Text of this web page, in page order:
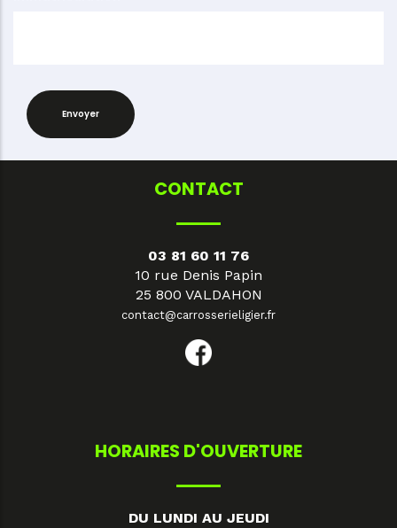
CONTACT
03 81 60 11 76
10 rue Denis Papin
25 800 VALDAHON
contact@carrosserieligier.fr
HORAIRES D'OUVERTURE
DU LUNDI AU JEUDI